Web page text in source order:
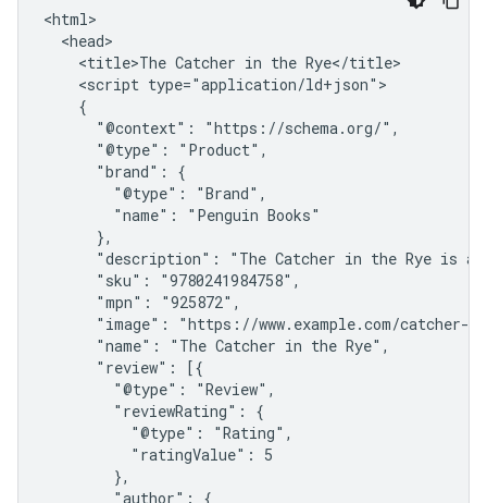
<html>
  <head>
    <title>The Catcher in the Rye</title>
    <script type="application/ld+json">
    {
      "@context": "https://schema.org/",
      "@type": "Product",
      "brand": {
        "@type": "Brand",
        "name": "Penguin Books"
      },
"description": "The Catcher in the Rye is a
      "sku": "9780241984758",
      "mpn": "925872",
"image": "https://www.example.com/catcher-
      "name": "The Catcher in the Rye",
      "review": [{
        "@type": "Review",
        "reviewRating": {
          "@type": "Rating",
          "ratingValue": 5
        },
        "author": {